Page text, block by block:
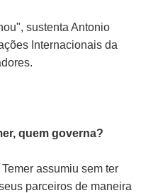
sustenta Antonio
Internacionais da
quem governa?
assumiu sem ter
parceiros de maneira